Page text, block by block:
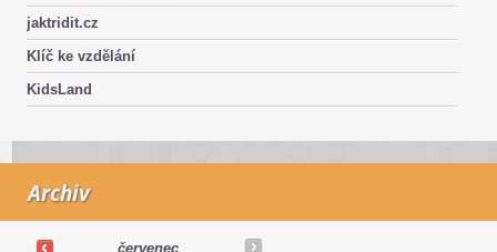
jaktridit.cz
Klíč ke vzdělání
KidsLand
Archiv
červenec